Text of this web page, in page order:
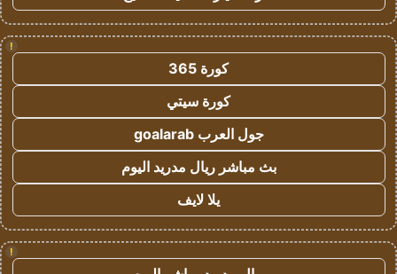
!
كورة 365
كورة سيتي
جول العرب goalarab
بث مباشر ريال مدريد اليوم
يلا لايف
!